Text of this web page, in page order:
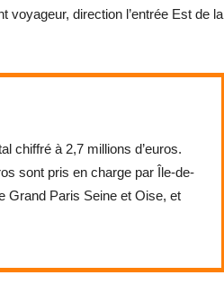
voyageur, direction l’entrée Est de la
chiffré à 2,7 millions d’euros.
sont pris en charge par Île-de-
Grand Paris Seine et Oise, et